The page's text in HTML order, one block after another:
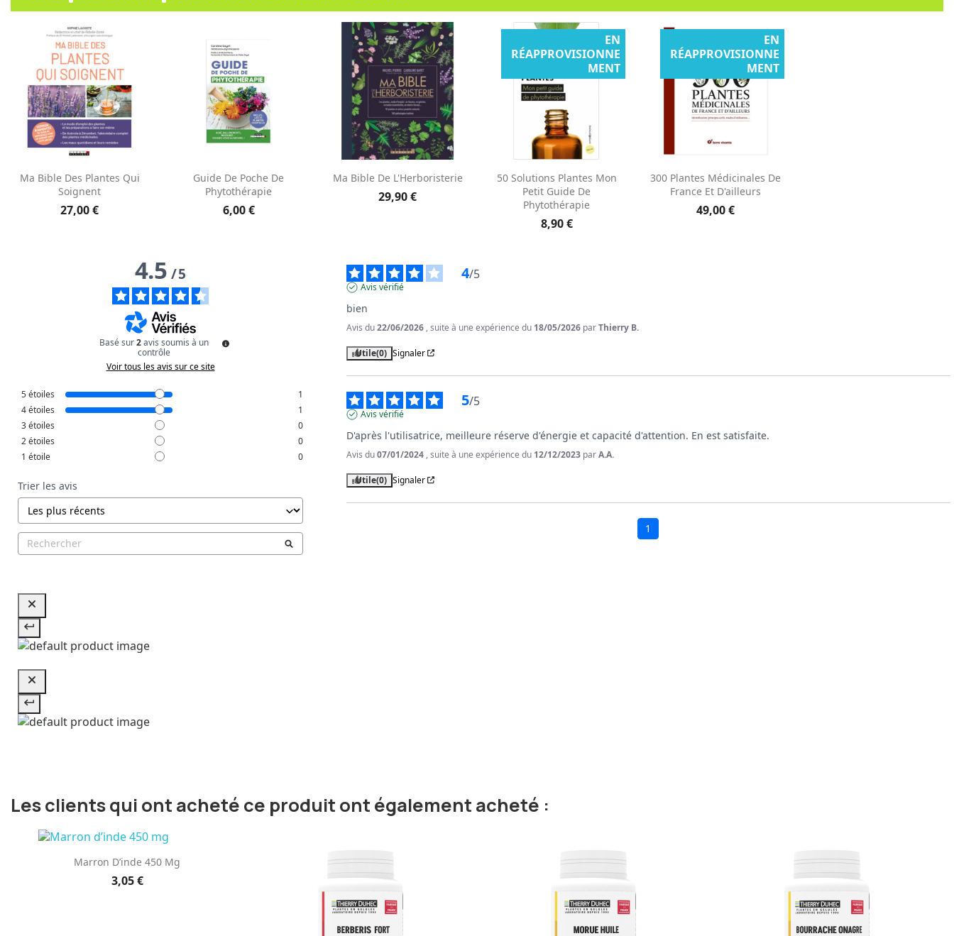
Aperçu rapide
Ma Bible Des Plantes Qui
Soignent
27,00 €
Aperçu rapide
Guide De Poche De
Phytothérapie
6,00 €
Aperçu rapide
Ma Bible De L'Herboristerie
29,90 €
Aperçu rapide
50 Solutions Plantes Mon
Petit Guide De
Phytothérapie
8,90 €
EN
RÉAPPROVISIONNE
MENT
Aperçu rapide
300 Plantes Médicinales De
France Et D'ailleurs
49,00 €
EN
RÉAPPROVISIONNE
MENT
4.5/5
Basé sur2avis soumis à un
contrôle
Voir tous les avis sur ce site
5étoiles
1
4étoiles
1
3étoiles
0
2étoiles
0
1 étoile 0
Trier les avis
4/5
Avis vérifié
bien
Avis du22/06/2026 , suite à une expérience du 18/05/2026 parThierry B.
Utile(0) Signaler
5/5
Avis vérifié
D'après l'utilisatrice, meilleure réserve d'énergie et capacité d'attention. En est satisfaite.
Avis du07/01/2024 , suite à une expérience du 12/12/2023 parA.A.
Utile(0) Signaler
1
Les clients qui ont acheté ce produit ont également acheté :
Aperçu rapide
Marron D’inde 450 Mg
3,05 €